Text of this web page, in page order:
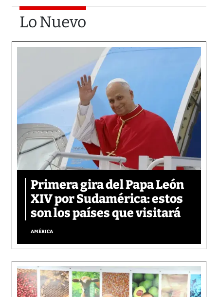
Lo Nuevo
Primera gira del Papa León
XIV por Sudamérica: estos
son los países que visitará
AMÉRICA